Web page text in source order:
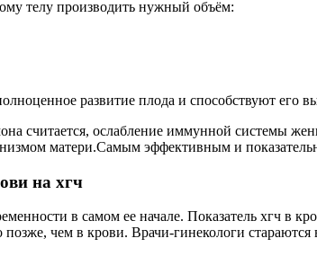
телу производить нужный объём:
развитие плода и способствуют его
считается, ослабление иммунной системы
матери.Самым эффективным и
на хгч
в самом ее начале. Показатель хгч в
чем в крови. Врачи-гинекологи стараются